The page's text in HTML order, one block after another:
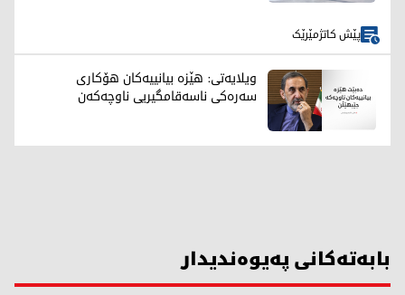
پێش کاتژمێرێک
ویلایەتی: هێزە بیانییەکان هۆکاری
سەرەکی ناسەقامگیریی ناوچەکەن
بابەتەکانی پەیوەندیدار